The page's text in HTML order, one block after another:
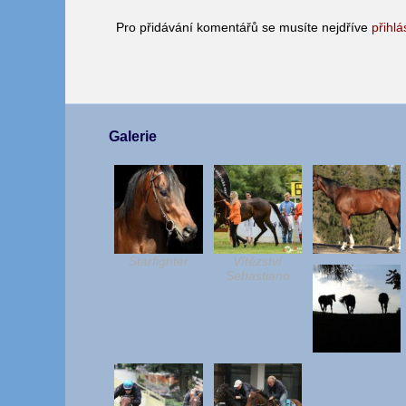
Pro přidávání komentářů se musíte nejdříve
Galerie
Starfighter
Vítězství
Sebastiano